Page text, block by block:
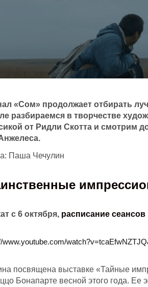
«Сом» продолжает отбирать
разбираемся в творчестве
от Ридли Скотта и смотрим
Паша Чечулин
с 6 октября, расписание сеансов
www.youtube.com/
посвящена выставке «Тайные
Бонапарте весной этого года. Ее